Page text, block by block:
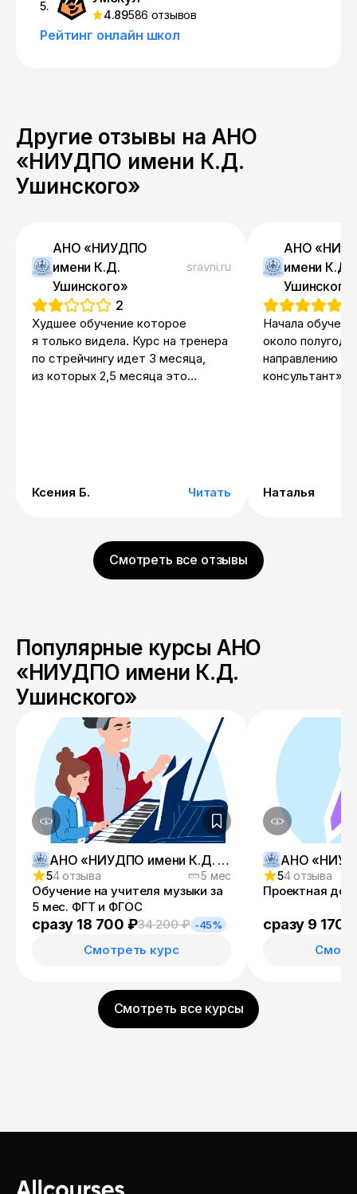
5.
4.89586 отзывов
Рейтинг онлайн школ
Другие отзывы на АНО
«НИУДПО имени К.Д.
Ушинского»
АНО «НИУДПО
имени К.Д.
Ушинского»
sravni.ru
2
Худшее обучение которое
я только видела. Курс на тренера
по стрейчингу идет 3 месяца,
из которых 2,5 месяца это
нужна корочка, а знания
Ксения Б. Читать
АНО
имени К.Д.
Начала
около полугода
направлению
консультант».
учиться в
библиотека
Наталья
Смотреть все отзывы
Популярные курсы АНО
«НИУДПО имени К.Д.
Ушинского»
АНО «НИУДПО имени К.Д. Ушинского»
54 отзыва 5 мес
Обучение на учителя музыки за
5 мес. ФГТ и ФГОС
сразу 18 700 ₽34 200 ₽ -45%
Смотреть курс
54 отзыва
Проектная
сразу 9 170
Смотреть все курсы